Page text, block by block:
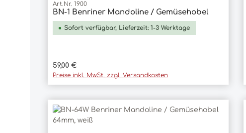
In den Warenkorb
Art.Nr. 1900
BN-1 Benriner Mandoline / Gemüsehobel
Sofort verfügbar, Lieferzeit: 1-3 Werktage
Regulärer Preis:
59,00 €
Preise inkl. MwSt. zzgl. Versandkosten